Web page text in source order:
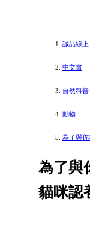
誠品線上
中文書
自然科普
動物
為了與
為了與
貓咪認